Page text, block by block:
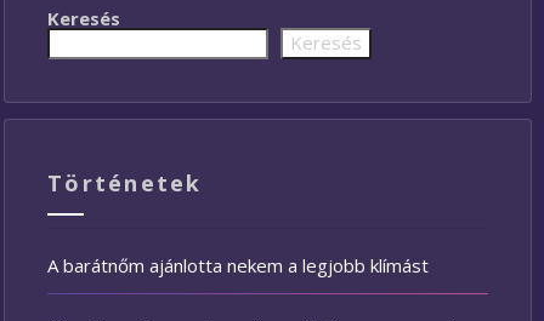
Keresés
Keresés
Történetek
A barátnőm ajánlotta nekem a legjobb klímást